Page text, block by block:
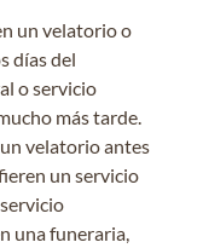
un velatorio o
días del
o servicio
más tarde.
velatorio antes
un servicio
una funeraria,